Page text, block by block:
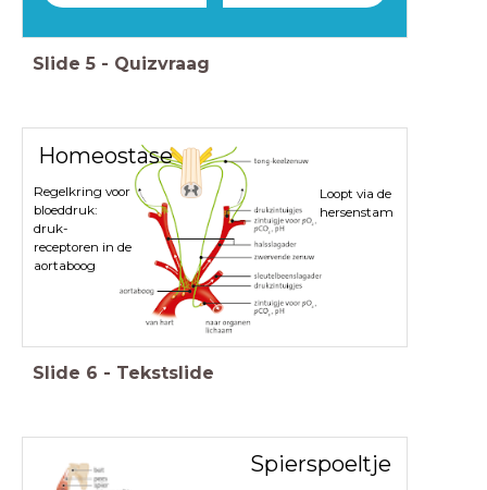
Slide 5 - Quizvraag
Homeostase
Regelkring voor
bloeddruk:
druk-
receptoren in de
aortaboog
Loopt via de
hersenstam
Slide 6 - Tekstslide
Spierspoeltje